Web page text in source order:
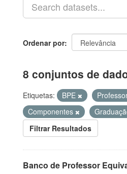
Ordenar por
8 conjuntos de
Etiquetas: BPE
Componentes
Filtrar Resultados
Banco de Professor